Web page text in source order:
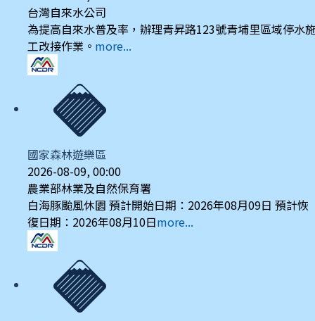
台灣自來水公司
為提高自來水普及率，辦理青昇路123號青埔里區域停水
工改接作業。 more...
國家森林遊樂區
2026-08-09, 00:00
農業部林業及自然保育署
白海豚颱風休園 預計開始日期：2026年08月09日 預計恢
復日期：2026年08月10日more...